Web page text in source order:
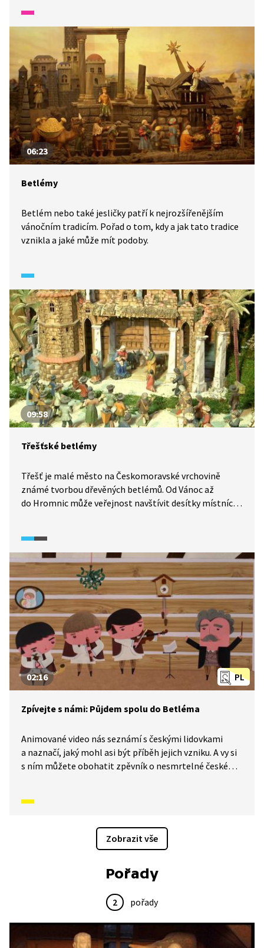
o betlému je z 15. století z Itálie.
06:23
Betlémy
Betlém nebo také jesličky patří k nejrozšířenějším
vánočním tradicím. Pořad o tom, kdy a jak tato tradice
vznikla a jaké může mít podoby.
09:58
Třešťské betlémy
Třešť je malé město na Českomoravské vrchovině
známé tvorbou dřevěných betlémů. Od Vánoc až
do Hromnic může veřejnost navštívit desítky místních
v Třešti před více než dvěma sty lety a je stále nádherně
živá. Každoročně místní řezbáři vytvoří desítky nových
figurek, které obdivují návštěvníci z celého světa.
Podívejte se, jakou krásou tady disponují, které tradice
zde stále dodržují a čím jsou místní betlémy jedinečné.
PL
02:16
Zpívejte s námi: Půjdem spolu do Betléma
Animované video nás seznámí s českými lidovkami
a naznačí, jaký mohl asi být příběh jejich vzniku. A vy si
s ním můžete obohatit zpěvník o nesmrtelné české
do Betléma.
Zobrazit vše
Pořady
2 pořady